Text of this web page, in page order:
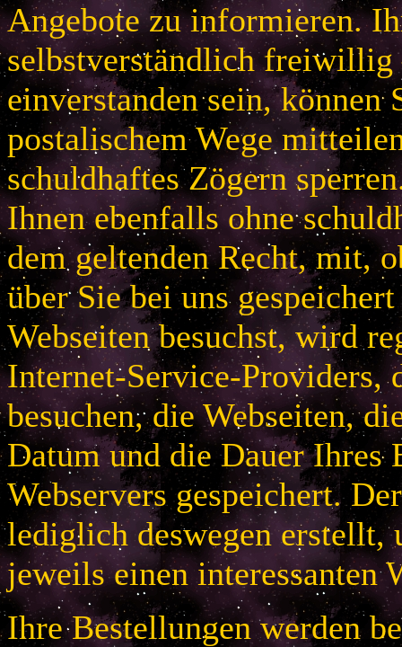
Angebote zu informieren.
selbstverständlich
einverstanden sein, können
postalischem Wege
schuldhaftes Zögern
Ihnen ebenfalls ohne
dem geltenden Recht, mit,
über Sie bei uns
Webseiten besuchst, wird
Internet-Service-Providers,
besuchen, die Webseiten,
Datum und die Dauer Ihres
Webservers gespeichert.
lediglich deswegen erstellt,
jeweils einen interessanten
Ihre Bestellungen werden